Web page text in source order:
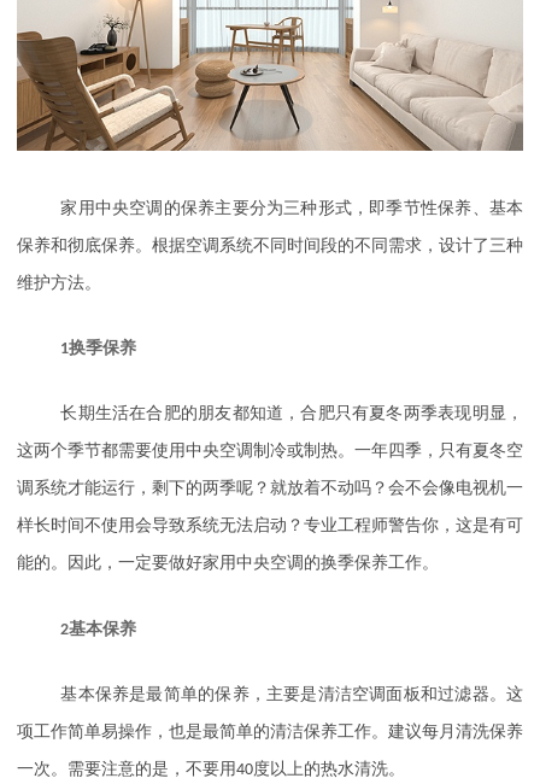
家用中央空调的保养主要分为三种形式，即季节性保养、基本
保养和彻底保养。根据空调系统不同时间段的不同需求，设计了三种
维护方法。
1换季保养
长期生活在合肥的朋友都知道，合肥只有夏冬两季表现明显，
这两个季节都需要使用中央空调制冷或制热。一年四季，只有夏冬空
调系统才能运行，剩下的两季呢？就放着不动吗？会不会像电视机一
样长时间不使用会导致系统无法启动？专业工程师警告你，这是有可
能的。因此，一定要做好家用中央空调的换季保养工作。
2基本保养
基本保养是最简单的保养，主要是清洁空调面板和过滤器。这
项工作简单易操作，也是最简单的清洁保养工作。建议每月清洗保养
一次。需要注意的是，不要用40度以上的热水清洗。